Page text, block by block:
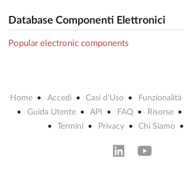
Database Componenti Elettronici
Popular electronic components
Home Accedi Casi d'Uso Funzionalità
Guida Utente
API FAQ Risorse
Termini
Privacy Chi Siamo